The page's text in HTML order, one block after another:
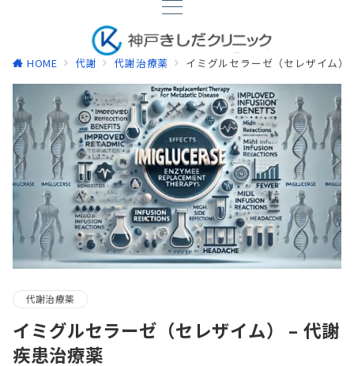
HOME 代謝 代謝治療薬 イミグルセラーゼ（セレザイム
代謝治療薬
イミグルセラーゼ（セレザイム） – 代謝
疾患治療薬